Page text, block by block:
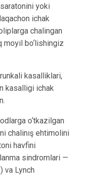
yoki
ichak
chalingan
moyil bo‘lishingiz
kasalliklari,
kasalligi ichak
o‘tkazilgan
chalinış ehtimolini
havfini
sindromlari —
va Lynch